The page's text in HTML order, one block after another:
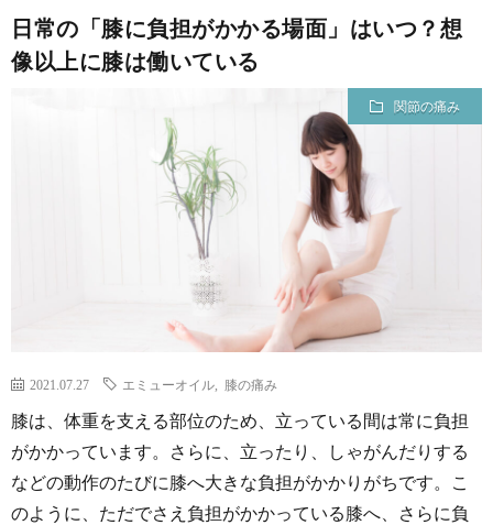
日常の「膝に負担がかかる場面」はいつ？想
像以上に膝は働いている
関節の痛み
2021.07.27 エミューオイル 膝の痛み
膝は、体重を支える部位のため、立っている間は常に負担
がかかっています。さらに、立ったり、しゃがんだりする
などの動作のたびに膝へ大きな負担がかかりがちです。こ
のように、ただでさえ負担がかかっている膝へ、さらに負